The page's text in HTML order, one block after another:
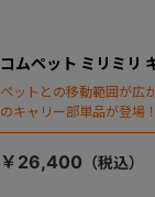
コムペット ミリミリ
ペットとの移動範囲が広
のキャリー部単品が登場！
￥26,400